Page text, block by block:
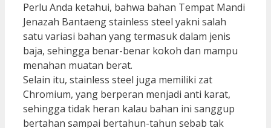
Perlu Anda ketahui, bahwa bahan Tempat Mandi
Jenazah Bantaeng stainless steel yakni salah
satu variasi bahan yang termasuk dalam jenis
baja, sehingga benar-benar kokoh dan mampu
menahan muatan berat.
Selain itu, stainless steel juga memiliki zat
Chromium, yang berperan menjadi anti karat,
sehingga tidak heran kalau bahan ini sanggup
bertahan sampai bertahun-tahun sebab tak